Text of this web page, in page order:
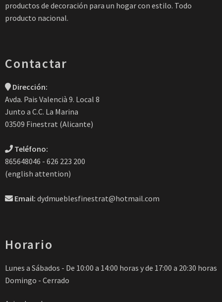
productos de decoración para un hogar con estilo. Todo
producto nacional.
Contactar
Dirección:
Avda. Pais Valencià 9. Local 8
Junto a C.C. La Marina
03509 Finestrat (Alicante)
Teléfono:
865648046 - 626 223 200
(english attention)
Email: dydmueblesfinestrat@hotmail.com
Horario
Lunes a Sábados - De 10:00 a 14:00 horas y de 17:00 a 20:30 horas
Domingo - Cerrado